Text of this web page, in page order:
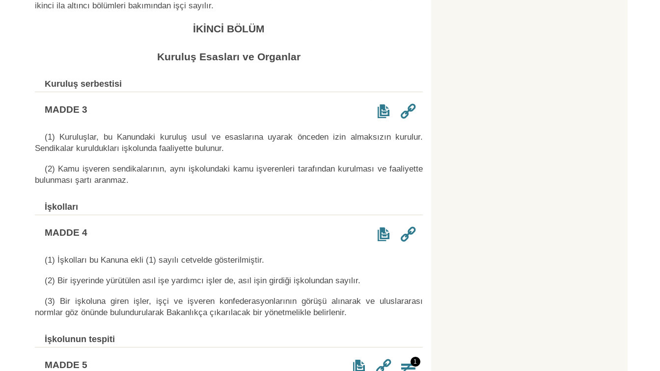
ikinci ila altıncı bölümleri bakımından işçi sayılır.
İKİNCİ BÖLÜM
Kuruluş Esasları ve Organlar
Kuruluş serbestisi
MADDE 3
(1) Kuruluşlar, bu Kanundaki kuruluş usul ve esaslarına uyarak önceden izin almaksızın kurulur.
Sendikalar kuruldukları işkolunda faaliyette bulunur.
(2) Kamu işveren sendikalarının, aynı işkolundaki kamu işverenleri tarafından kurulması ve faaliyette
bulunması şartı aranmaz.
İşkolları
MADDE 4
(1) İşkolları bu Kanuna ekli (1) sayılı cetvelde gösterilmiştir.
(2) Bir işyerinde yürütülen asıl işe yardımcı işler de, asıl işin girdiği işkolundan sayılır.
(3) Bir işkoluna giren işler, işçi ve işveren konfederasyonlarının görüşü alınarak ve uluslararası
normlar göz önünde bulundurularak Bakanlıkça çıkarılacak bir yönetmelikle belirlenir.
İşkolunun tespiti
MADDE 5 1